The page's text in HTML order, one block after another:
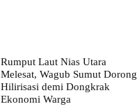
Rumput Laut Nias Utara
Melesat, Wagub Sumut Dorong
Hilirisasi demi Dongkrak
Ekonomi Warga